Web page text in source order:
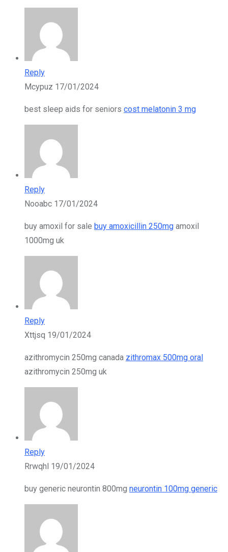
Reply
Mcypuz 17/01/2024
best sleep aids for seniors cost melatonin 3 mg
Reply
Nooabc 17/01/2024
buy amoxil for sale buy amoxicillin 250mg amoxil
1000mg uk
Reply
Xttjsq 19/01/2024
azithromycin 250mg canada zithromax 500mg oral
azithromycin 250mg uk
Reply
Rrwqhl 19/01/2024
buy generic neurontin 800mg neurontin 100mg generic